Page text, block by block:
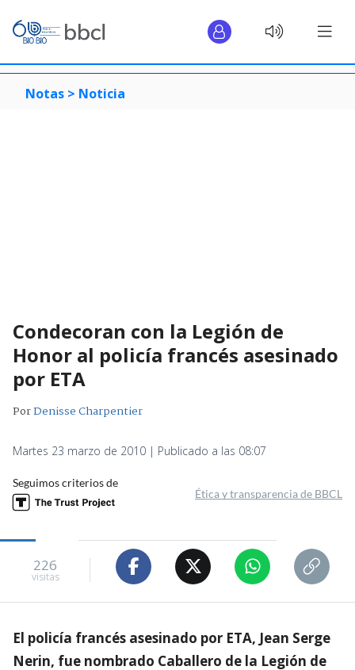
Notas > Noticia
Condecoran con la Legión de
Honor al policía francés asesinado
por ETA
PorDenisse Charpentier
Martes 23 marzo de 2010 | Publicado a las 08:07
Seguimos criterios de
Ética y transparencia de BBCL
226
visitas
El policía francés asesinado por ETA, Jean Serge
Nerin, fue nombrado Caballero de la Legión de